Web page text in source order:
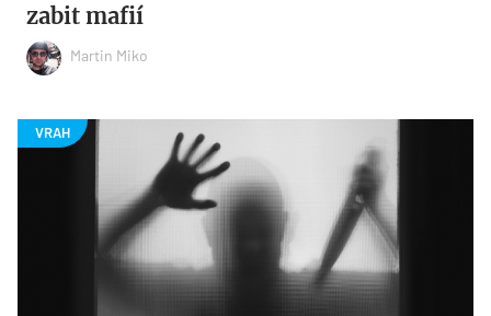
zabit mafií
Martin Miko